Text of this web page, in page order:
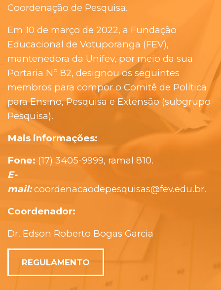
Coordenação de Pesquisa.
Em 10 de março de 2022, a Fundação
Educacional de Votuporanga (FEV),
mantenedora da Unifev, por meio da sua
Portaria Nº 82, designou os seguintes
membros para compor o Comitê de Política
para Ensino, Pesquisa e Extensão (subgrupo
Pesquisa).
Mais informações:
Fone: (17) 3405-9999, ramal 810.
E-
mail:coordenacaodepesquisas@fev.edu.br.
Coordenador:
Dr. Edson Roberto Bogas Garcia
REGULAMENTO